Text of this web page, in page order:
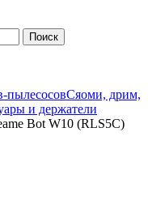
Поиск
пылесосовСяоми, дрим,
и держатели
Bot W10 (RLS5C)